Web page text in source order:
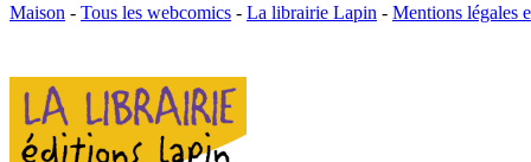
Maison - Tous les webcomics - La librairie Lapin - Mentions légales